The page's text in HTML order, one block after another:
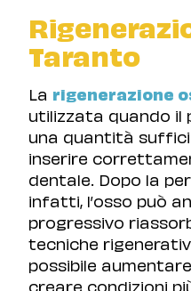
Taranto
La rigenerazione
utilizzata quando il
una quantità
inserire
dentale. Dopo la
infatti, l’osso può
progressivo
tecniche
possibile
creare condizioni